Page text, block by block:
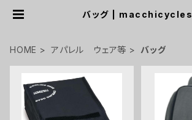
バッグ | macchicycles
HOME アパレル ウェア等 バッグ